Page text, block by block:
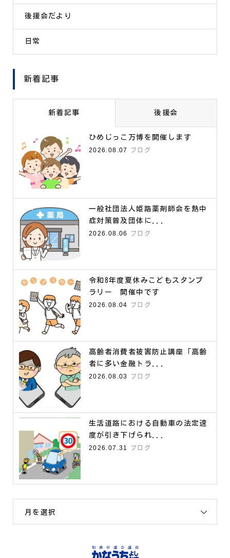
後援会だより
日常
新着記事
新着記事 後援会
ひめじっこ万博を開催します
2026.08.07
ブログ
一般社団法人姫路薬剤師会を熱中
症対策普及団体に...
2026.08.06
ブログ
令和8年度夏休みこどもスタンプ
ラリー 開催中です
2026.08.04
ブログ
高齢者消費者被害防止講座「高齢
者に多い金融トラ...
2026.08.03
ブログ
生活道路における自動車の法定速
度が引き下げられ...
2026.07.31
ブログ
月を選択